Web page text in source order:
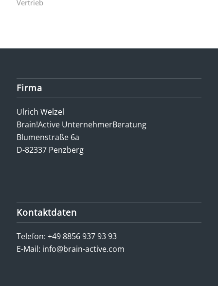
Vertrieb
Firma
Ulrich Welzel
Brain!Active UnternehmerBeratung
Blumenstraße 6a
D-82337 Penzberg
Kontaktdaten
Telefon: +49 8856 937 93 93
E-Mail: info@brain-active.com